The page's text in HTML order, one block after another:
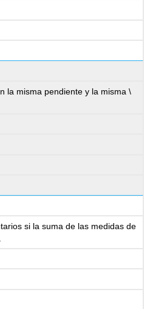
la misma pendiente y la misma\
si la suma de las medidas de